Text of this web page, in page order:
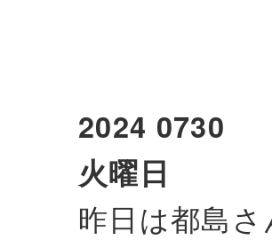
2024 0730
火曜日
昨日は都島